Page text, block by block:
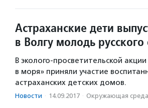
Астраханские дети
в Волгу молодь русского
В эколого-просветительской
в моря» приняли участие
астраханских детских домов.
Новости · 14.09.2017 · Окружающая среда